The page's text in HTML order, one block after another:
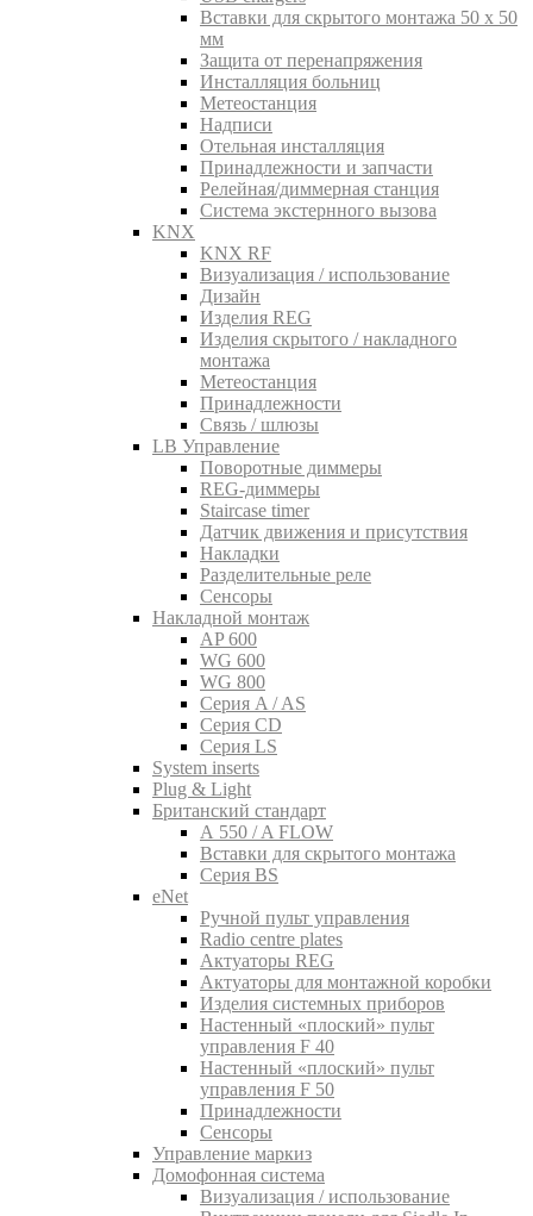
Вставки для скрытого монтажа 50 x 50
мм
Защита от перенапряжения
Инсталляция больниц
Метеостанция
Надписи
Отельная инсталляция
Принадлежности и запчасти
Релейная/диммерная станция
Система экстернного вызова
KNX
KNX RF
Визуализация / использование
Дизайн
Изделия REG
Изделия скрытого / накладного
монтажа
Метеостанция
Принадлежности
Связь / шлюзы
LB Управление
Поворотные диммеры
REG-диммеры
Staircase timer
Датчик движения и присутствия
Накладки
Разделительные реле
Сенсоры
Накладной монтаж
AP 600
WG 600
WG 800
Серия A / AS
Серия CD
Серия LS
System inserts
Plug & Light
Британский стандарт
A 550 / A FLOW
Вставки для скрытого монтажа
Серия BS
eNet
Pучной пульт управления
Radio centre plates
Актуаторы REG
Актуаторы для монтажной коробки
Изделия системных приборов
Настенный «плоский» пульт
управления F 40
Настенный «плоский» пульт
управления F 50
Принадлежности
Сенсоры
Управление маркиз
Домофонная система
Визуализация / использование